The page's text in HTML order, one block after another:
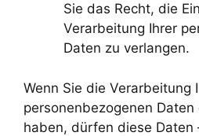
Sie das Recht, die
Verarbeitung Ihrer
Daten zu verlangen.
Wenn Sie die Verarbeitung
personenbezogenen
haben, dürfen diese Daten